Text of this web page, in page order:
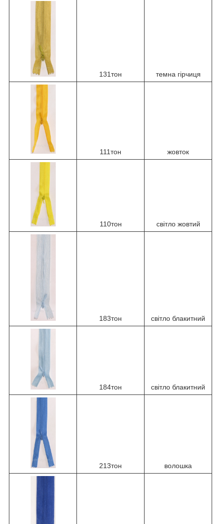
131тон темна гірчиця
111тон жовток
110тон світло жовтий
183тон світло блакитний
184тон світло блакитний
213тон волошка